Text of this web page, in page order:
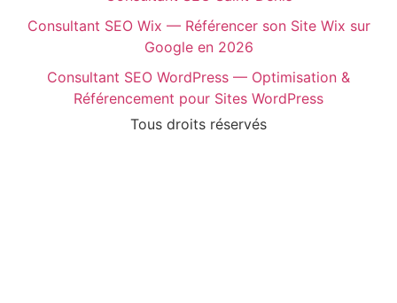
Consultant SEO Wix — Référencer son Site Wix sur
Google en 2026
Consultant SEO WordPress — Optimisation &
Référencement pour Sites WordPress
Tous droits réservés